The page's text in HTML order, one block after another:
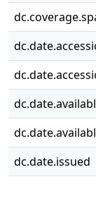
dc.date.issued